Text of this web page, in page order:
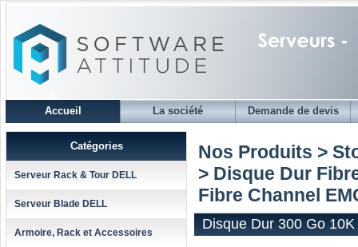
Accueil La société Demande de devis
Catégories
Serveur Rack & Tour DELL
Serveur Blade DELL
Armoire, Rack et Accessoires
Nos Produits >
> Disque Dur
Fibre Channel
Disque Dur 300 Go